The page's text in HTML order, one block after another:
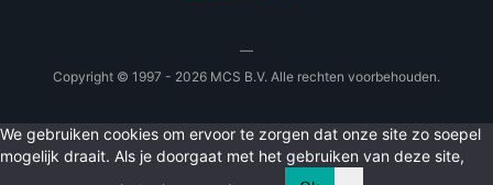
—
Copyright © 1997 - 2026 MCS B.V. Alle rechten voorbehouden.
We gebruiken cookies om ervoor te zorgen dat onze site zo soepel
mogelijk draait. Als je doorgaat met het gebruiken van deze site,